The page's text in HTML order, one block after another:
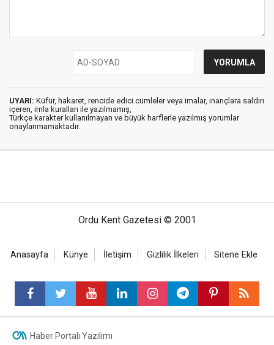
UYARI: Küfür, hakaret, rencide edici cümleler veya imalar, inançlara saldırı
içeren, imla kuralları ile yazılmamış,
Türkçe karakter kullanılmayan ve büyük harflerle yazılmış yorumlar
onaylanmamaktadır.
Ordu Kent Gazetesi © 2001
Anasayfa Künye İletişim Gizlilik İlkeleri Sitene Ekle
Haber Portalı Yazılımı